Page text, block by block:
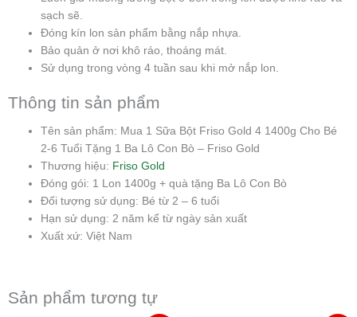
sạch sẽ.
Đóng kín lon sản phẩm bằng nắp nhựa.
Bảo quản ở nơi khô ráo, thoáng mát.
Sử dụng trong vòng 4 tuần sau khi mở nắp lon.
Thông tin sản phẩm
Tên sản phẩm: Mua 1 Sữa Bột Friso Gold 4 1400g Cho Bé
2-6 Tuổi Tặng 1 Ba Lô Con Bò – Friso Gold
Thương hiệu: Friso Gold
Đóng gói: 1 Lon 1400g + quà tặng Ba Lô Con Bò
Đối tượng sử dụng: Bé từ 2 – 6 tuổi
Hạn sử dụng: 2 năm kể từ ngày sản xuất
Xuất xứ: Việt Nam
Sản phẩm tương tự